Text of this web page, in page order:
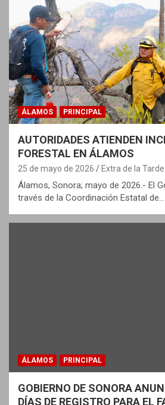
ÁLAMOS PRINCIPAL
AUTORIDADES ATIENDEN
FORESTAL EN ÁLAMOS
25 de mayo de 2026 Extra de la Tarde
Álamos, Sonora; mayo de 2026.- El
través de la Coordinación Estatal de…
ÁLAMOS PRINCIPAL
GOBIERNO DE SONORA
DÍAS DE REGISTRO PARA EL